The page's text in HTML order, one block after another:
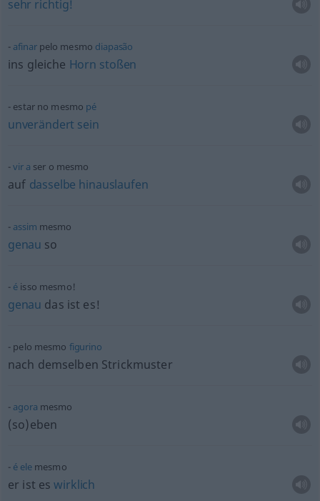
sehr richtig!
afinarpelo mesmo diapasão
ins gleiche Horn stoßen
estar no mesmo pé
unverändert sein
vir a ser o mesmo
auf dasselbe hinauslaufen
assim mesmo
genau so
é isso mesmo!
genau das ist es!
pelo mesmo figurino
nach demselben Strickmuster
agora mesmo
(so)eben
é elemesmo
er ist eswirklich